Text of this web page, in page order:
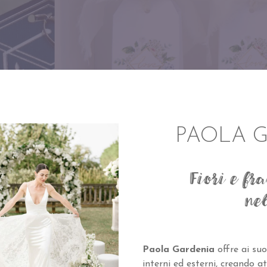
PAOLA
Fiori e
Paola Gardenia offre ai
interni ed esterni, creando